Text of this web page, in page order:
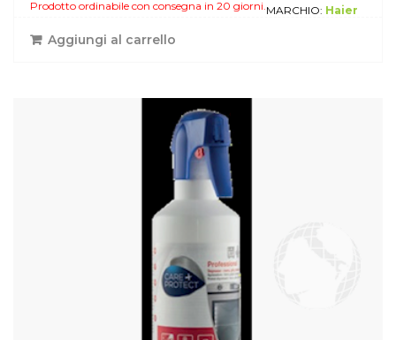
Prodotto ordinabile con consegna in 20 giorni.MARCHIO: Haier
Aggiungi al carrello